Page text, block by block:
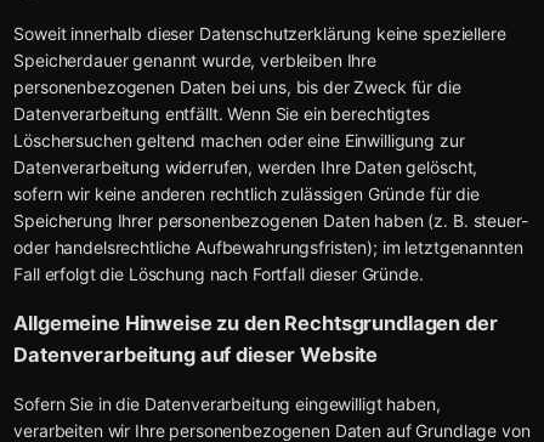
Soweit innerhalb dieser Datenschutzerklärung keine speziellere
Speicherdauer genannt wurde, verbleiben Ihre
personenbezogenen Daten bei uns, bis der Zweck für die
Datenverarbeitung entfällt. Wenn Sie ein berechtigtes
Löschersuchen geltend machen oder eine Einwilligung zur
Datenverarbeitung widerrufen, werden Ihre Daten gelöscht,
sofern wir keine anderen rechtlich zulässigen Gründe für die
Speicherung Ihrer personenbezogenen Daten haben (z. B. steuer-
oder handelsrechtliche Aufbewahrungsfristen); im letztgenannten
Fall erfolgt die Löschung nach Fortfall dieser Gründe.
Allgemeine Hinweise zu den Rechtsgrundlagen der
Datenverarbeitung auf dieser Website
Sofern Sie in die Datenverarbeitung eingewilligt haben,
verarbeiten wir Ihre personenbezogenen Daten auf Grundlage von